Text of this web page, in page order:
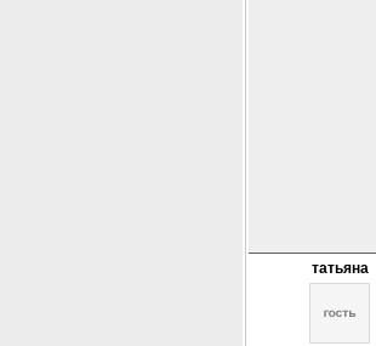
татьяна